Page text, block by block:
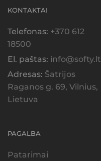
KONTAKTAI
Telefonas: +370 612
18500
El. paštas: info@softy.lt
Adresas: Šatrijos
Raganos g. 69, Vilnius,
Lietuva
PAGALBA
Patarimai